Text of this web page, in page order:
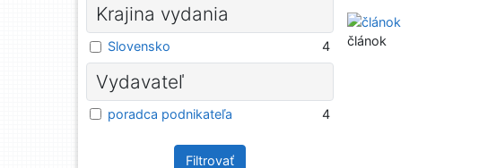
článok
Krajina vydania
Slovensko 4
Vydavateľ
poradca podnikateľa 4
Filtrovať